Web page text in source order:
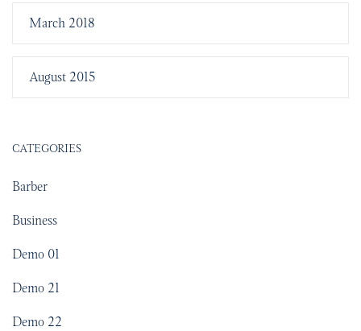
March 2018
August 2015
CATEGORIES
Barber
Business
Demo 01
Demo 21
Demo 22